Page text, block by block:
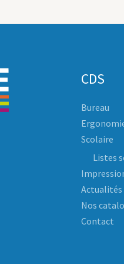
CDS
Bureau
Scolaire
Listes
Actualités
Nos
Contact